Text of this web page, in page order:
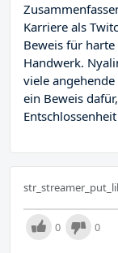
Karriere als
Beweis für
Handwerk.
viele
ein Beweis
0 0